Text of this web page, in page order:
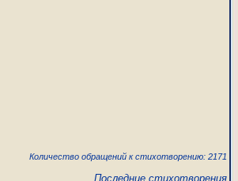
Количество обращений к стихотворению: 2171
Последние стихотворения